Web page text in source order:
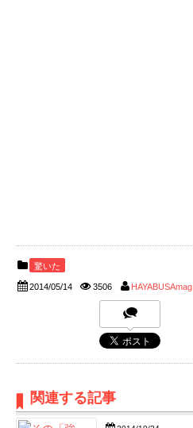
驚いた
2014/05/14 3506 HAYABUSAmag
関連する記事